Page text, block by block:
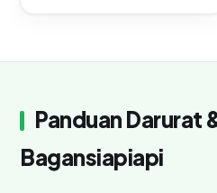
Panduan Darurat
Bagansiapiapi